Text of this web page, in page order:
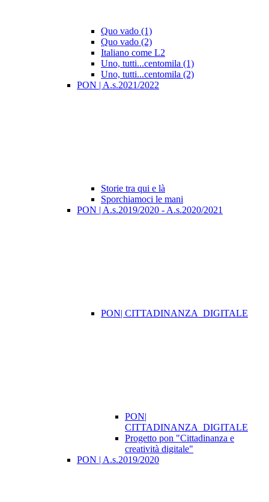
Quo vado (1)
Quo vado (2)
Italiano come L2
Uno, tutti...centomila (1)
Uno, tutti...centomila (2)
PON | A.s.2021/2022
Storie tra qui e là
Sporchiamoci le mani
PON | A.s.2019/2020 - A.s.2020/2021
PON| CITTADINANZA_DIGITALE
PON|
CITTADINANZA_DIGITALE
Progetto pon "Cittadinanza e
creatività digitale"
PON | A.s.2019/2020